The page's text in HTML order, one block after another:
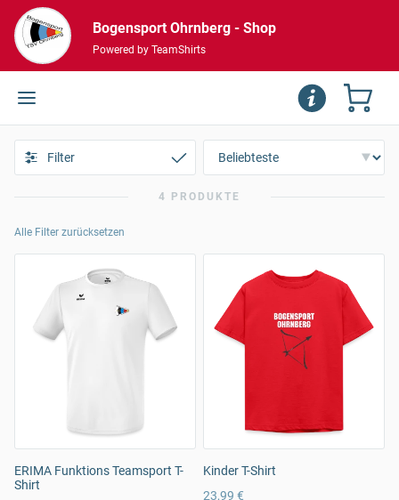
Bogensport Ohrnberg - Shop
Powered by TeamShirts
Filter
4 PRODUKTE
Alle Filter zurücksetzen
ERIMA Funktions Teamsport T-
Shirt
Kinder T-Shirt
23,99 €